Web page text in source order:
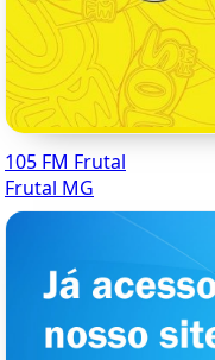
105 FM Frutal
Frutal MG